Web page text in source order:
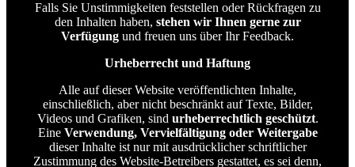
Falls Sie Unstimmigkeiten feststellen oder Rückfragen zu
den Inhalten haben, stehen wir Ihnen gerne zur
Verfügung und freuen uns über Ihr Feedback.
Urheberrecht und Haftung
Alle auf dieser Website veröffentlichten Inhalte,
einschließlich, aber nicht beschränkt auf Texte, Bilder,
Videos und Grafiken, sind urheberrechtlich geschützt.
Eine Verwendung, Vervielfältigung oder Weitergabe
dieser Inhalte ist nur mit ausdrücklicher schriftlicher
Zustimmung des Website-Betreibers gestattet, es sei denn,